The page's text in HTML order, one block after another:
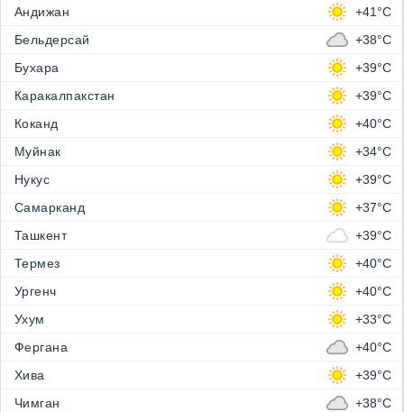
Андижан
+41°C
Бельдерсай
+38°C
Бухара
+39°C
Каракалпакстан
+39°C
Коканд
+40°C
Муйнак
+34°C
Нукус
+39°C
Самарканд
+37°C
Ташкент
+39°C
Термез
+40°C
Ургенч
+40°C
Ухум
+33°C
Фергана
+40°C
Хива
+39°C
Чимган
+38°C